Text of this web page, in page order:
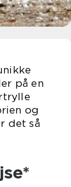
på en
og
det så